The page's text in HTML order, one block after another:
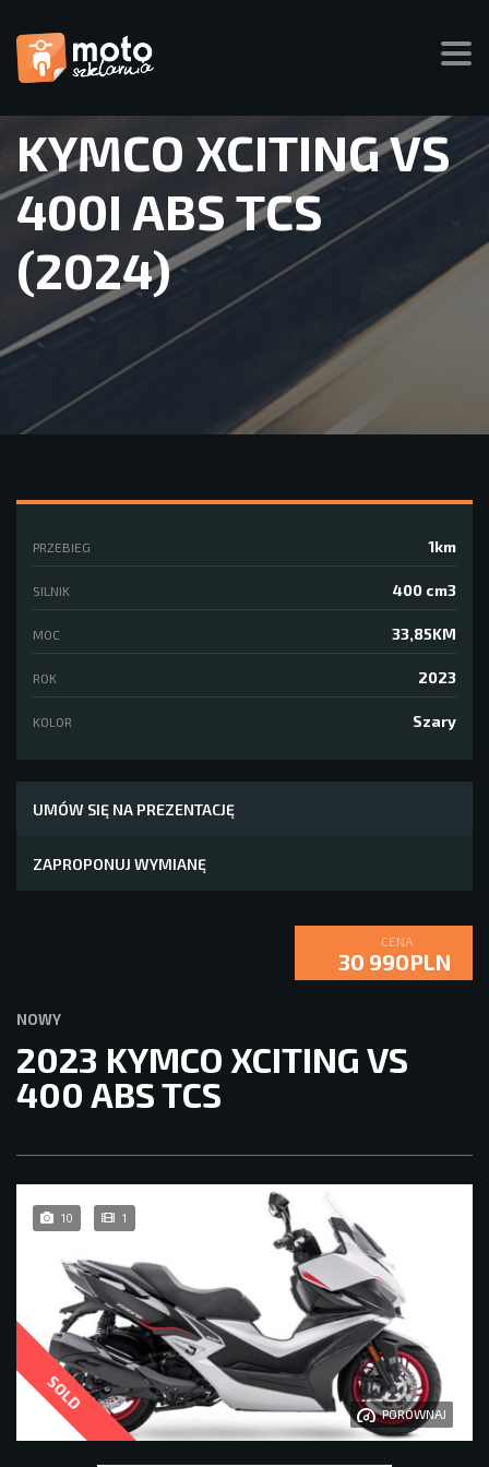
KYMCO XCITING VS
400I ABS TCS
(2024)
PRZEBIEG 1km
SILNIK 400 cm3
MOC 33,85KM
ROK 2023
KOLOR Szary
UMÓW SIĘ NA PREZENTACJĘ
ZAPROPONUJ WYMIANĘ
CENA
30 990PLN
NOWY
2023 KYMCO XCITING VS
400 ABS TCS
PORÓWNAJ
10 1
SOLD